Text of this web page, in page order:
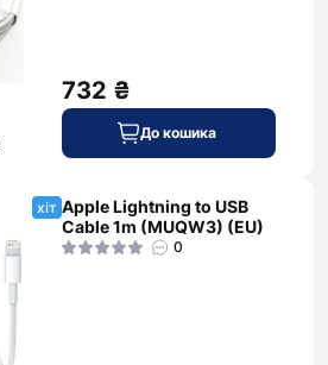
732 ₴
До кошика
хіт Apple Lightning to USB
Cable 1m (MUQW3) (EU)
0